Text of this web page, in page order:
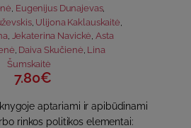
, Eugenijus Dunajevas,
, Ulijona Kaklauskaitė
, Jekaterina Navickė,Asta
Daiva Skučienė Lina
Šumskaitė
7.80€
aptariami ir apibūdinami
rinkos politikos elementai: